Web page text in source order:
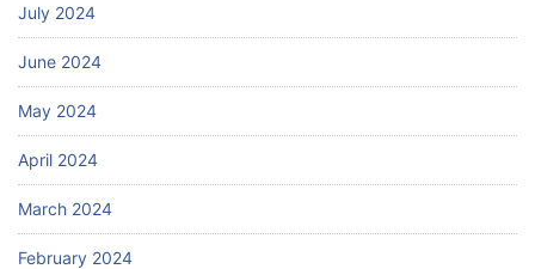
July 2024
June 2024
May 2024
April 2024
March 2024
February 2024